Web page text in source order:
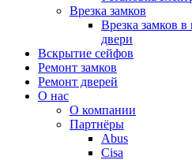
Врезка замков
Врезка замков
двери
Вскрытие сейфов
Ремонт замков
Ремонт дверей
О нас
О компании
Партнёры
Abus
Cisa